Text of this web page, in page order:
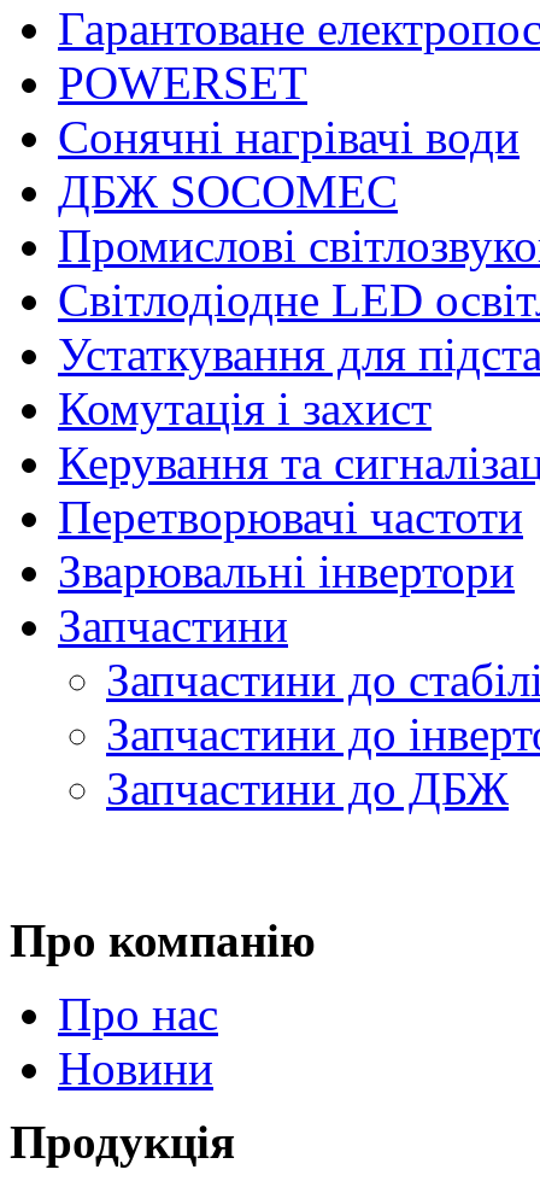
Гарантоване
POWERSET
Сонячні нагрівачі води
ДБЖ SOCOMEC
Промислові
Світлодіодне LED
Устаткування для
Комутація і захист
Керування та
Перетворювачі частоти
Зварювальні інвертори
Запчастини
Запчастини до
Запчастини до
Запчастини до ДБЖ
Про компанію
Про нас
Новини
Продукція